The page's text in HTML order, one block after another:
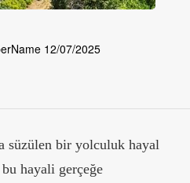
12/07/2025
süzülen bir yolculuk hayal
hayali gerçeğe